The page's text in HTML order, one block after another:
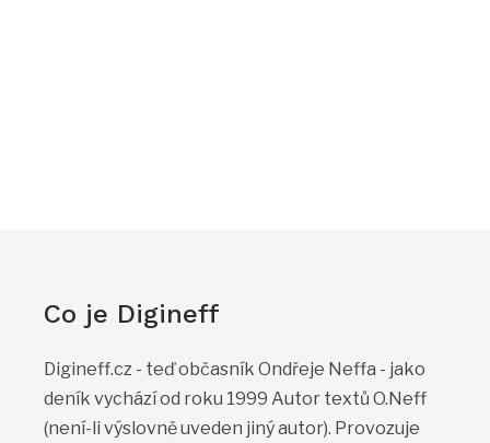
Co je Digineff
Digineff.cz - teď občasník Ondřeje Neffa - jako
deník vychází od roku 1999 Autor textů O.Neff
(není-li výslovně uveden jiný autor). Provozuje